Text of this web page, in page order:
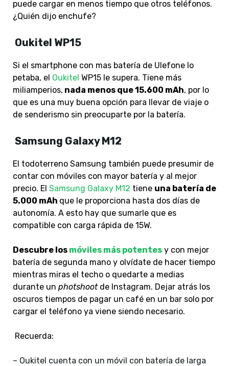
puede cargar en menos tiempo que otros teléfonos.
¿Quién dijo enchufe?
Oukitel WP15
Si el smartphone con mas batería de Ulefone lo
petaba, el Oukitel WP15 le supera. Tiene más
miliamperios, nada menos que 15.600 mAh, por lo
que es una muy buena opción para llevar de viaje o
de senderismo sin preocuparte por la batería.
Samsung Galaxy M12
El todoterreno Samsung también puede presumir de
contar con móviles con mayor batería y al mejor
precio. El Samsung Galaxy M12 tiene una batería de
5.000 mAh que le proporciona hasta dos días de
autonomía. A esto hay que sumarle que es
compatible con carga rápida de 15W.
Descubre los móviles más potentes y con mejor
batería de segunda mano y olvídate de hacer tiempo
mientras miras el techo o quedarte a medias
durante un photshootde Instagram. Dejar atrás los
oscuros tiempos de pagar un café en un bar solo por
cargar el teléfono ya viene siendo necesario.
Recuerda:
– Oukitel cuenta con un móvil con batería de larga